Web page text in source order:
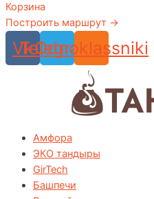
Корзина
Построить маршрут →
Vk
Telegram
Odnoklassniki
Амфора
ЭКО тандыры
GirTech
Башпечи